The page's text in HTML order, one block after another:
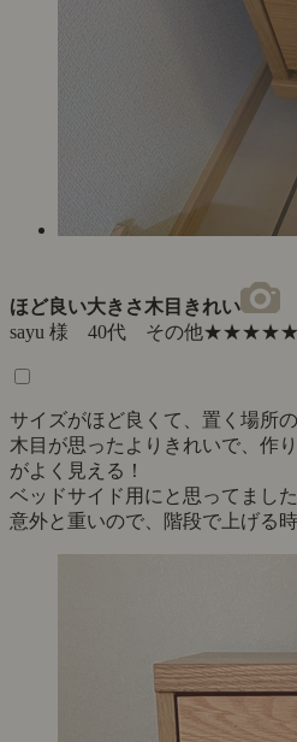
ほど良い大きさ木目きれい
sayu 様 40代 その他★★★★★
サイズがほど良くて、置く場所
木目が思ったよりきれいで、作
がよく見える！
ベッドサイド用にと思ってまし
意外と重いので、階段で上げる